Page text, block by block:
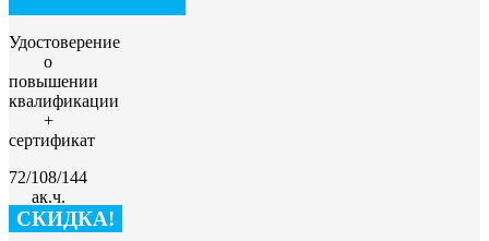
Удостоверение
о
повышении
квалификации
+
сертификат
72/108/144
ак.ч.
СКИДКА!